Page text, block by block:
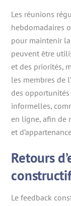
Les réunions
hebdomadaires
pour maintenir la
peuvent être
et des priorités,
les membres de
des
informelles,
en ligne, afin de
et
Retours
Le feedback